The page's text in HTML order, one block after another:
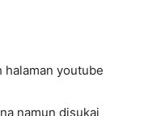
halaman youtube
namun disukai